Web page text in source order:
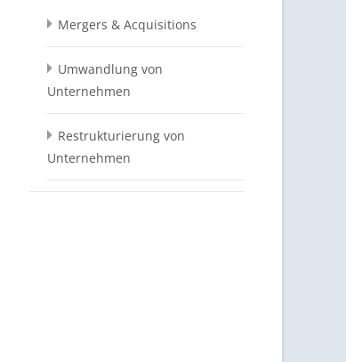
Mergers & Acquisitions
Umwandlung von
Unternehmen
Restrukturierung von
Unternehmen